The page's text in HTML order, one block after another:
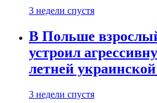
3 недели спустя
В Польше
устроил
летней
3 недели спустя